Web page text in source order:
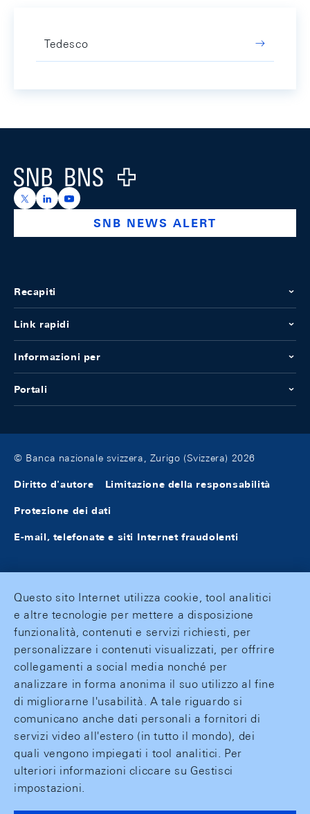
Tedesco
Logo
https://x.com/snb_bns
https://ch.linkedin.com/company/swiss-national-
https://www.youtube.com/@swissnationalbank
SNB NEWS ALERT
Recapiti
Link rapidi
Informazioni per
Portali
© Banca nazionale svizzera, Zurigo (Svizzera) 2026
Diritto d'autore Limitazione della responsabilità
Protezione dei dati
E-mail, telefonate e siti Internet fraudolenti
Questo sito Internet utilizza cookie, tool analitici
e altre tecnologie per mettere a disposizione
funzionalità, contenuti e servizi richiesti, per
personalizzare i contenuti visualizzati, per offrire
collegamenti a social media nonché per
analizzare in forma anonima il suo utilizzo al fine
di migliorarne l'usabilità. A tale riguardo si
comunicano anche dati personali a fornitori di
servizi video all'estero (in tutto il mondo), dei
quali vengono impiegati i tool analitici. Per
ulteriori informazioni cliccare su Gestisci
impostazioni.